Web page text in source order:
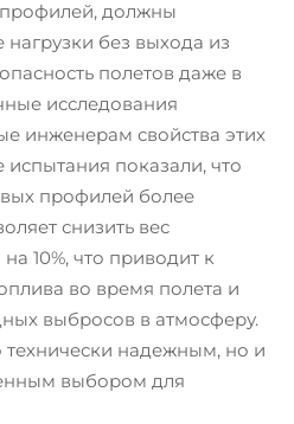
профилей, должны
без выхода из
полетов даже в
исследования
инженерам свойства этих
показали, что
профилей более
снизить вес
10%, что приводит к
во время полета и
выбросов в атмосферу.
технически надежным, но и
выбором для